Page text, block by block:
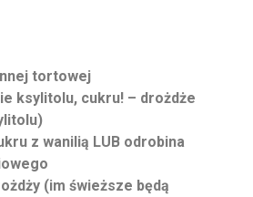
tortowej
ksylitolu, cukru! – drożdże
z wanilią LUB odrobina
(im świeższe będą